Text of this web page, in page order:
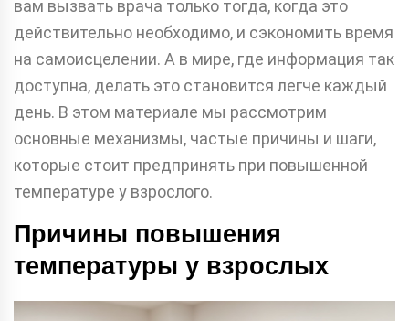
вам вызвать врача только тогда, когда это
действительно необходимо, и сэкономить время
на самоисцелении. А в мире, где информация так
доступна, делать это становится легче каждый
день. В этом материале мы рассмотрим
основные механизмы, частые причины и шаги,
которые стоит предпринять при повышенной
температуре у взрослого.
Причины повышения
температуры у взрослых